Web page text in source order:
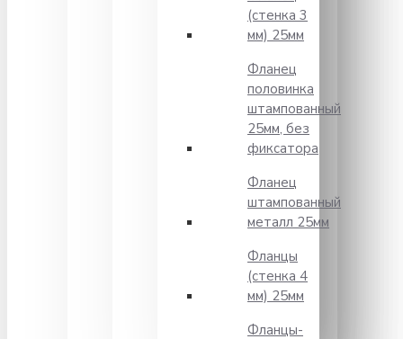
(стенка 3
мм) 25мм
Фланец
половинка
штампованный
25мм, без
фиксатора
Фланец
штампованный
металл 25мм
Фланцы
(стенка 4
мм) 25мм
Фланцы-